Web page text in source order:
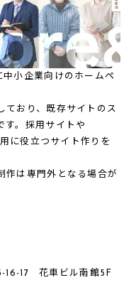
中小企業向けのホームペ
ており、既存サイトのス
す。採用サイトや
に役立つサイト作りを
作は専門外となる場合が
16-17 花車ビル南館5F